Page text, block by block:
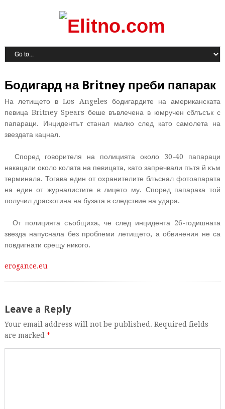
Бодигард на Britney преби папарак
На летището в Los Angeles бодигардите на американската
певица Britney Spears беше въвлечена в юмручен сблъсък с
папараци. Инцидентът станал малко след като самолета на
звездата кацнал.
Според говорителя на полицията около 30-40 папараци
накацали около колата на певицата, като запречвали пътя й към
терминала. Тогава един от охранителите блъснал фотоапарата
на един от журналистите в лицето му. Според папарака той
получил драскотина на бузата в следствие на удара.
От полицията съобщиха, че след инцидента 26-годишната
звезда напуснала без проблеми летището, а обвинения не са
повдигнати срещу никого.
erogance.eu
Leave a Reply
Your email address will not be published. Required fields
are marked *